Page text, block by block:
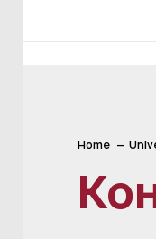
Home